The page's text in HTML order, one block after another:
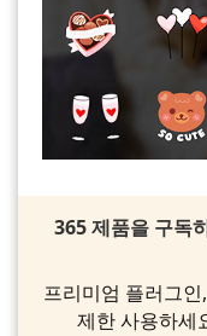
365 제품을 구독
프리미엄 플러그
제한 사용하세